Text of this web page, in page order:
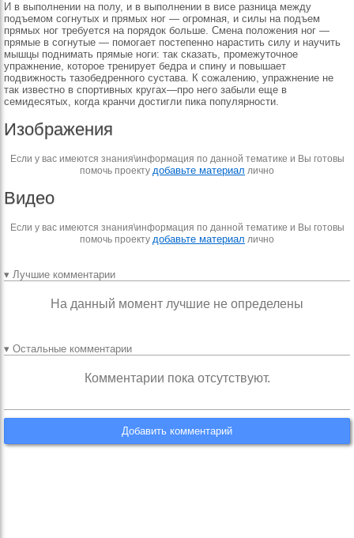
И в выполнении на полу, и в выполнении в висе разница между
подъемом согнутых и прямых ног — огромная, и силы на подъем
прямых ног требуется на порядок больше. Смена положения ног —
прямые в согнутые — помогает постепенно нарастить силу и научить
мышцы поднимать прямые ноги: так сказать, промежуточное
упражнение, которое тренирует бедра и спину и повышает
подвижность тазобедренного сустава. К сожалению, упражнение не
так известно в спортивных кругах—про него забыли еще в
семидесятых, когда кранчи достигли пика популярности.
Изображения
Если у вас имеются знания\информация по данной тематике и Вы готовы
помочь проекту добавьте материал лично
Видео
Если у вас имеются знания\информация по данной тематике и Вы готовы
помочь проекту добавьте материал лично
▾ Лучшие комментарии
На данный момент лучшие не определены
▾ Остальные комментарии
Комментарии пока отсутствуют.
Добавить комментарий